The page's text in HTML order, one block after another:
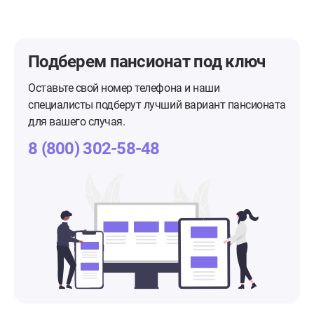
Подберем пансионатпод ключ
Оставьте свой номер телефона и наши
специалисты подберут лучший вариант пансионата
для вашего случая.
8 (800) 302-58-48